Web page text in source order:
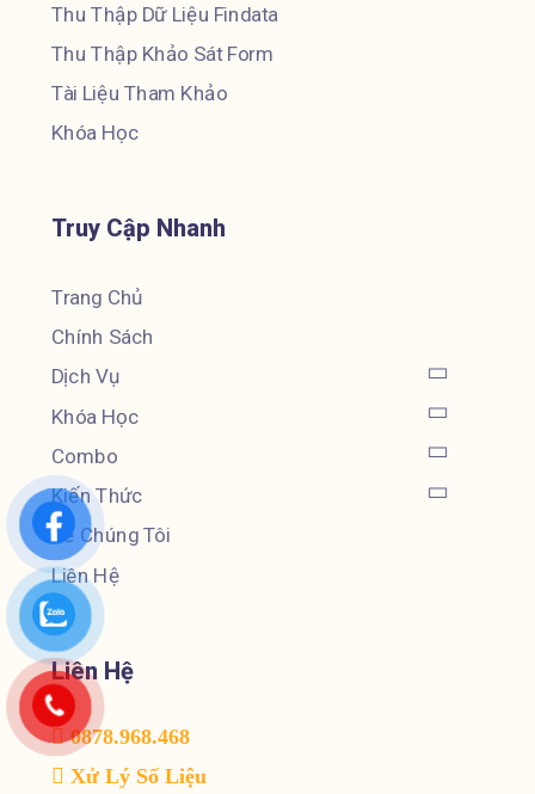
Thu Thập Dữ Liệu Findata
Thu Thập Khảo Sát Form
Tài Liệu Tham Khảo
Khóa Học
Truy Cập Nhanh
Trang Chủ
Chính Sách
Dịch Vụ
Khóa Học
Combo
Kiến Thức
Về Chúng Tôi
Liên Hệ
Liên Hệ
0878.968.468
Xử Lý Số Liệu